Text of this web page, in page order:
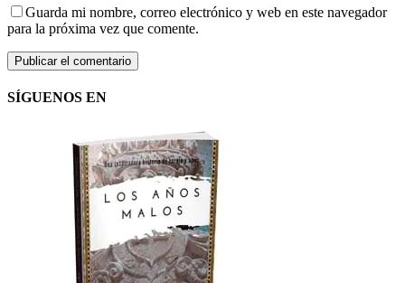
Guarda mi nombre, correo electrónico y web en este navegador
para la próxima vez que comente.
SÍGUENOS EN